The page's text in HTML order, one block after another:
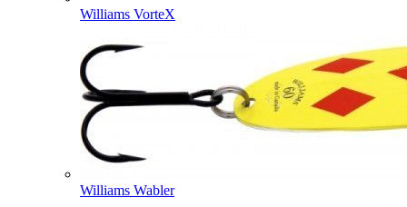
Williams VorteX
Williams Wabler